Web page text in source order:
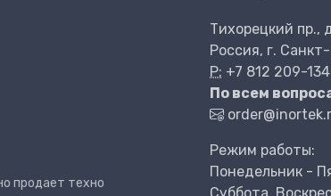
продает техно
Тихорецкий пр.,
Россия, г.
P: +7 812 209-
По всем
Режим работы:
Понедельник -